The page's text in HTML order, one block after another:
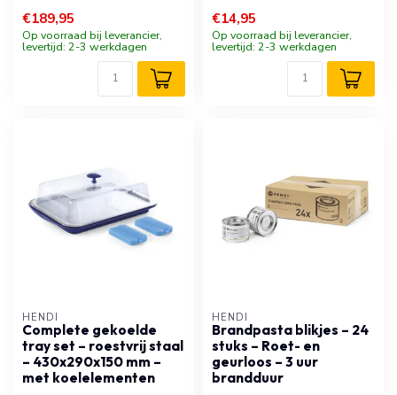
€189,95
Op voorraad bij leverancier,
levertijd: 2-3 werkdagen
€14,95
Op voorraad bij leverancier,
levertijd: 2-3 werkdagen
HENDI
Complete gekoelde
tray set – roestvrij staal
– 430x290x150 mm –
met koelelementen
HENDI
Brandpasta blikjes – 24
stuks – Roet- en
geurloos – 3 uur
brandduur